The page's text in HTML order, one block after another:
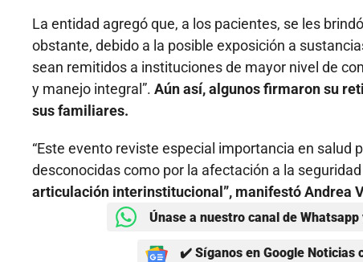
La entidad agregó que, a los pacientes, se les
obstante, debido a la posible exposición a
sean remitidos a instituciones de mayor nivel de
y manejo integral”. Aún así, algunos firmaron su
sus familiares.
“Este evento reviste especial importancia en
desconocidas como por la afectación a la
articulación interinstitucional”, manifestó Andrea
Únase a nuestro canal de
✔️ Síganos en Google Noticias